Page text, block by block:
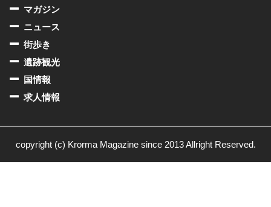
マガジン
ニュース
街歩き
遺跡観光
国情報
求人情報
copyright (c) Krorma Magazine since 2013 Allright Reserved.